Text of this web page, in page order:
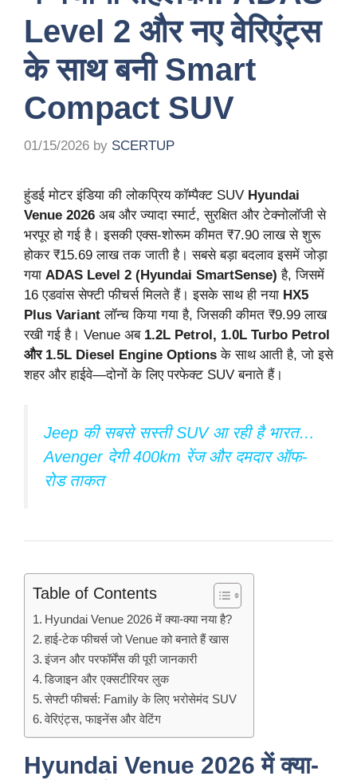
Level 2 और नए वेरिएंट्स
के साथ बनी Smart
Compact SUV
01/15/2026 by SCERTUP
हुंडई मोटर इंडिया की लोकप्रिय कॉम्पैक्ट SUV Hyundai
Venue 2026 अब और ज्यादा स्मार्ट, सुरक्षित और टेक्नोलॉजी से
भरपूर हो गई है। इसकी एक्स-शोरूम कीमत ₹7.90 लाख से शुरू
होकर ₹15.69 लाख तक जाती है। सबसे बड़ा बदलाव इसमें जोड़ा
गया ADAS Level 2 (Hyundai SmartSense) है, जिसमें
16 एडवांस सेफ्टी फीचर्स मिलते हैं। इसके साथ ही नया HX5
Plus Variant लॉन्च किया गया है, जिसकी कीमत ₹9.99 लाख
रखी गई है। Venue अब 1.2L Petrol, 1.0L Turbo Petrol
और 1.5L Diesel Engine Options के साथ आती है, जो इसे
शहर और हाईवे—दोनों के लिए परफेक्ट SUV बनाते हैं।
Jeep की सबसे सस्ती SUV आ रही है भारत…
Avenger देगी 400km रेंज और दमदार ऑफ-
रोड ताकत
Table of Contents
Hyundai Venue 2026 में क्या-क्या नया है?
हाई-टेक फीचर्स जो Venue को बनाते हैं खास
इंजन और परफॉर्मेंस की पूरी जानकारी
डिजाइन और एक्सटीरियर लुक
सेफ्टी फीचर्स: Family के लिए भरोसेमंद SUV
वेरिएंट्स, फाइनेंस और वेटिंग
Hyundai Venue 2026 में क्या-